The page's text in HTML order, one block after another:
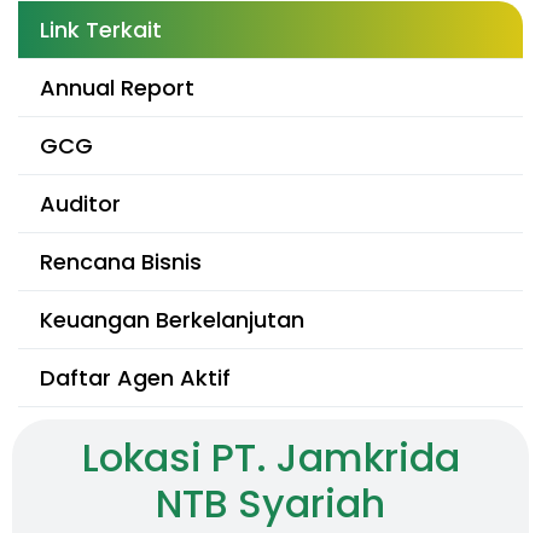
Link Terkait
Annual Report
GCG
Auditor
Rencana Bisnis
Keuangan Berkelanjutan
Daftar Agen Aktif
Lokasi PT. Jamkrida
NTB Syariah